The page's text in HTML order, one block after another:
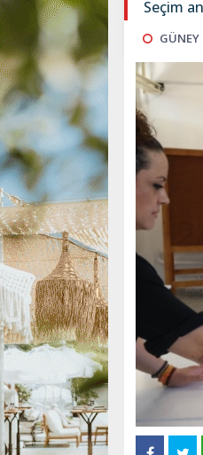
Seçim
GÜNEY